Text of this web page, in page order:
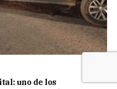
uno de los